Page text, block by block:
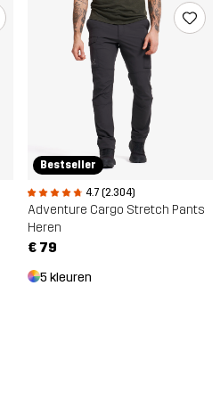
Bestseller
4.7 (2.304)
Adventure Cargo Stretch Pants
Heren
€ 79
5 kleuren